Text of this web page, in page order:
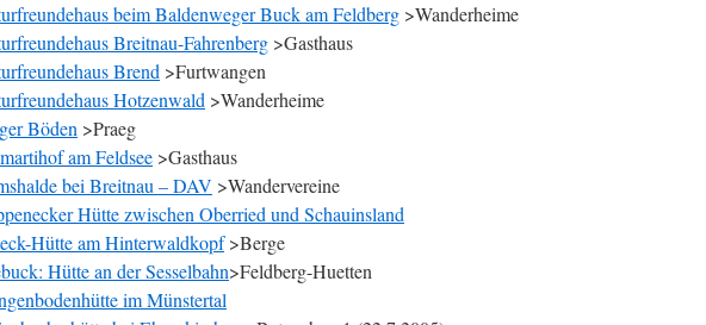
beim Baldenweger Buck am Feldberg >Wanderheime
Breitnau-Fahrenberg >Gasthaus
Brend >Furtwangen
Hotzenwald >Wanderheime
Böden >Praeg
am Feldsee >Gasthaus
bei Breitnau – DAV >Wandervereine
Hütte zwischen Oberried und Schauinsland
Hütte am Hinterwaldkopf>Berge
Hütte an der Sesselbahn>Feldberg-Huetten
im Münstertal